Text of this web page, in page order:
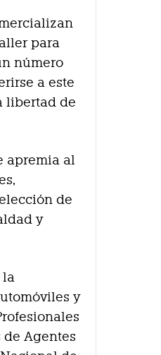
para
número
a este
libertad de
apremia al
de
y
y
de Agentes